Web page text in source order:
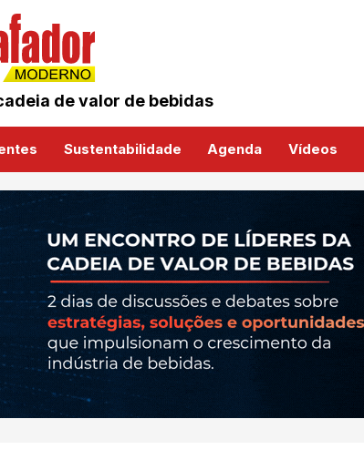
de valor de bebidas
Sustentabilidade Agenda Vídeos